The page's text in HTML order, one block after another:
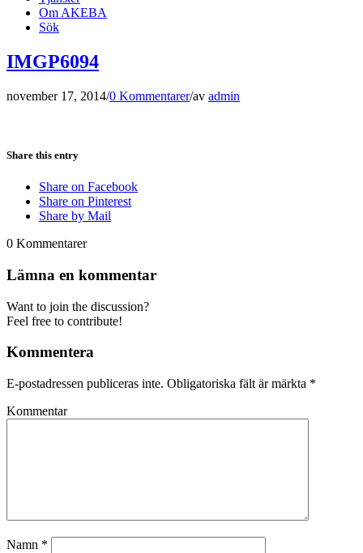
Om AKEBA
Sök
IMGP6094
november 17, 2014/0 Kommentarer/av admin
Share this entry
Share on Facebook
Share on Pinterest
Share by Mail
0 Kommentarer
Lämna en kommentar
Want to join the discussion?
Feel free to contribute!
Kommentera
E-postadressen publiceras inte. Obligatoriska fält är märkta *
Kommentar
Namn *